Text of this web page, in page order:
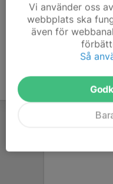
Kommentarer
Vi använder oss
webbplats ska
även för
Så